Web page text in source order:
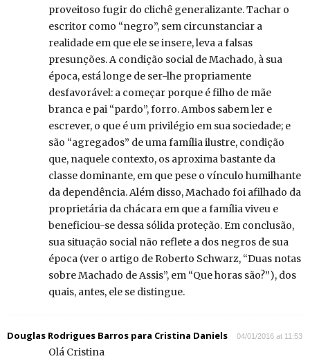
proveitoso fugir do clichê generalizante. Tachar o
escritor como “negro”, sem circunstanciar a
realidade em que ele se insere, leva a falsas
presunções. A condição social de Machado, à sua
época, está longe de ser-lhe propriamente
desfavorável: a começar porque é filho de mãe
branca e pai “pardo”, forro. Ambos sabem ler e
escrever, o que é um privilégio em sua sociedade; e
são “agregados” de uma família ilustre, condição
que, naquele contexto, os aproxima bastante da
classe dominante, em que pese o vínculo humilhante
da dependência. Além disso, Machado foi afilhado da
proprietária da chácara em que a família viveu e
beneficiou-se dessa sólida proteção. Em conclusão,
sua situação social não reflete a dos negros de sua
época (ver o artigo de Roberto Schwarz, “Duas notas
sobre Machado de Assis”, em “Que horas são?”), dos
quais, antes, ele se distingue.
Douglas Rodrigues Barros para Cristina Daniels 04/01/2016 at 11:53
Olá Cristina